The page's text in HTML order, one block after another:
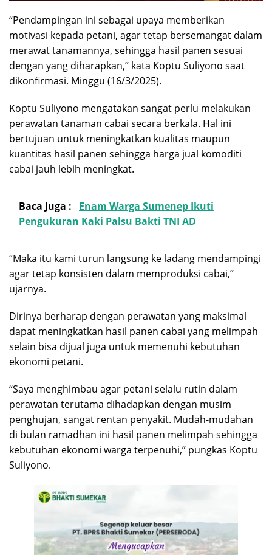
“Pendampingan ini sebagai upaya memberikan
motivasi kepada petani, agar tetap bersemangat dalam
merawat tanamannya, sehingga hasil panen sesuai
dengan yang diharapkan,” kata Koptu Suliyono saat
dikonfirmasi. Minggu (16/3/2025).
Koptu Suliyono mengatakan sangat perlu melakukan
perawatan tanaman cabai secara berkala. Hal ini
bertujuan untuk meningkatkan kualitas maupun
kuantitas hasil panen sehingga harga jual komoditi
cabai jauh lebih meningkat.
Baca Juga :
Enam Warga Sumenep Ikuti
Pengukuran Kaki Palsu Bakti TNI AD
“Maka itu kami turun langsung ke ladang mendampingi
agar tetap konsisten dalam memproduksi cabai,”
ujarnya.
Dirinya berharap dengan perawatan yang maksimal
dapat meningkatkan hasil panen cabai yang melimpah
selain bisa dijual juga untuk memenuhi kebutuhan
ekonomi petani.
“Saya menghimbau agar petani selalu rutin dalam
perawatan terutama dihadapkan dengan musim
penghujan, sangat rentan penyakit. Mudah-mudahan
di bulan ramadhan ini hasil panen melimpah sehingga
kebutuhan ekonomi warga terpenuhi,” pungkas Koptu
Suliyono.